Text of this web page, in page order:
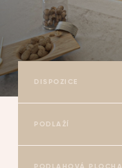
DISPOZICE
PODLAŽÍ
PODLAHOVÁ PLOCHA